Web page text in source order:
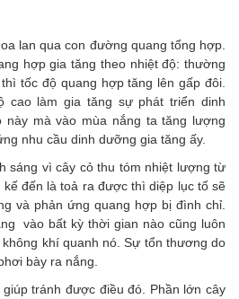
lan qua con đường quang tổng hợp.
hợp gia tăng theo nhiệt độ: thường
tốc độ quang hợp tăng lên gấp đôi.
cao làm gia tăng sự phát triển dinh
mà vào mùa nắng ta tăng lượng
nhu cầu dinh dưỡng gia tăng ấy.
sáng vì cây cỏ thu tóm nhiệt lượng từ
đến là toả ra được thì diệp lục tố sẽ
và phản ứng quang hợp bị đình chỉ.
vào bất kỳ thời gian nào cũng luôn
khí quanh nó. Sự tổn thương do
bày ra nắng.
tránh được điều đó. Phần lớn cây